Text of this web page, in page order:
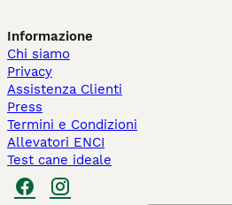
Informazione
Chi siamo
Privacy
Assistenza Clienti
Press
Termini e Condizioni
Allevatori ENCI
Test cane ideale